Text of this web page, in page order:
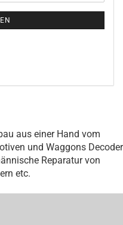
aus einer Hand vom
und Waggons Decoder
Reparatur von
etc.